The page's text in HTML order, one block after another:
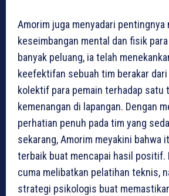
Amorim juga menyadari pentingnya
keseimbangan mental dan fisik
banyak peluang, ia telah
keefektifan sebuah tim berakar
kolektif para pemain terhadap satu
kemenangan di lapangan. Dengan
perhatian penuh pada tim yang
sekarang, Amorim meyakini bahwa
terbaik buat mencapai hasil positif.
cuma melibatkan pelatihan teknis,
strategi psikologis buat